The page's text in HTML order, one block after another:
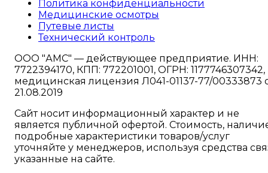
Политика конфиденциальности
Медицинские осмотры
Путевые листы
Технический контроль
ООО "АМС" — действующее предприятие. ИНН:
7722394170, КПП: 772201001, ОГРН: 1177746307342,
медицинская лицензия Л041-01137-77/00333873
21.08.2019
Сайт носит информационный характер и не
является публичной офертой. Стоимость,
подробные характеристики товаров/услуг
уточняйте у менеджеров, используя средства
указанные на сайте.